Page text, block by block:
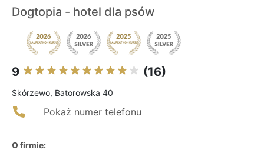
Dogtopia - hotel dla psów
9 (16)
Skórzewo, Batorowska 40
Pokaż numer telefonu
O firmie: